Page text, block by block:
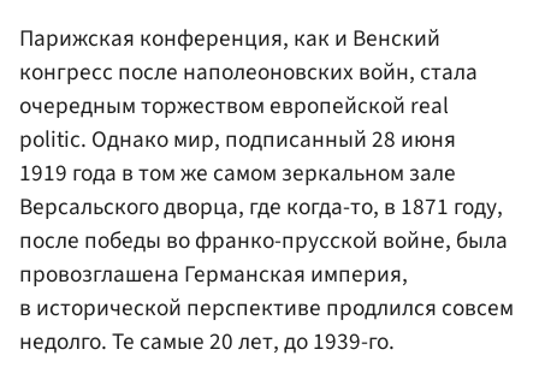
Парижская конференция, как и Венский
конгресс после наполеоновских войн, стала
очередным торжеством европейской real
politic. Однако мир, подписанный 28 июня
1919 года в том же самом зеркальном зале
Версальского дворца, где когда-то, в 1871 году,
после победы во франко-прусской войне, была
провозглашена Германская империя,
в исторической перспективе продлился совсем
недолго. Те самые 20 лет, до 1939-го.